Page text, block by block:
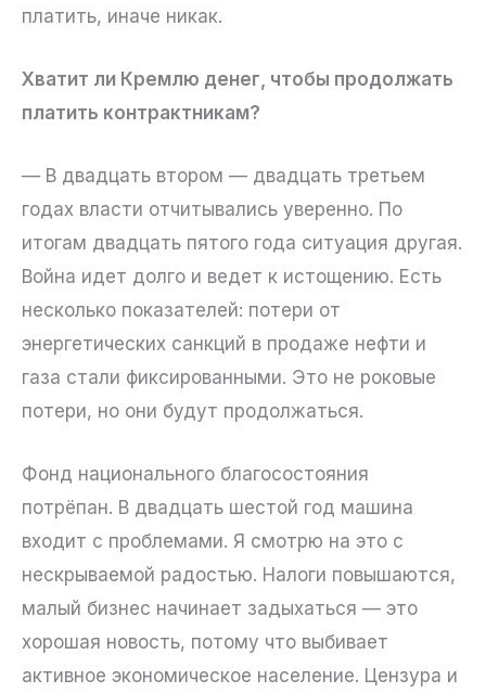
платить, иначе никак.
Хватит ли Кремлю денег, чтобы продолжать
платить контрактникам?
— В двадцать втором — двадцать третьем
годах власти отчитывались уверенно. По
итогам двадцать пятого года ситуация другая.
Война идет долго и ведет к истощению. Есть
несколько показателей: потери от
энергетических санкций в продаже нефти и
газа стали фиксированными. Это не роковые
потери, но они будут продолжаться.
Фонд национального благосостояния
потрёпан. В двадцать шестой год машина
входит с проблемами. Я смотрю на это с
нескрываемой радостью. Налоги повышаются,
малый бизнес начинает задыхаться — это
хорошая новость, потому что выбивает
активное экономическое население. Цензура и